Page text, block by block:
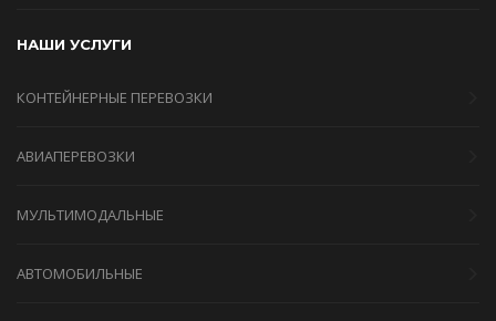
НАШИ УСЛУГИ
КОНТЕЙНЕРНЫЕ ПЕРЕВОЗКИ
АВИАПЕРЕВОЗКИ
МУЛЬТИМОДАЛЬНЫЕ
АВТОМОБИЛЬНЫЕ